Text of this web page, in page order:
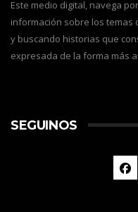
Este medio digital, navega
información sobre los temas
y buscando historias que
expresada de la forma más
SEGUINOS